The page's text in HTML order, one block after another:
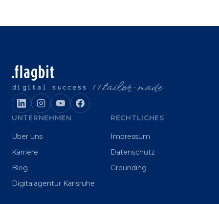
digital success //tailor-made
UNTERNEHMEN
Über uns
Karriere
Blog
Digitalagentur Karlsruhe
RECHTLICHES
Impressum
Datenschutz
Grounding